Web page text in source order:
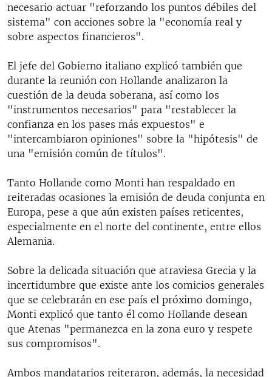
necesario actuar "reforzando los puntos débiles del
sistema" con acciones sobre la "economía real y
sobre aspectos financieros".
El jefe del Gobierno italiano explicó también que
durante la reunión con Hollande analizaron la
cuestión de la deuda soberana, así como los
"instrumentos necesarios" para "restablecer la
confianza en los pases más expuestos" e
"intercambiaron opiniones" sobre la "hipótesis" de
una "emisión común de títulos".
Tanto Hollande como Monti han respaldado en
reiteradas ocasiones la emisión de deuda conjunta en
Europa, pese a que aún existen países reticentes,
especialmente en el norte del continente, entre ellos
Alemania.
Sobre la delicada situación que atraviesa Grecia y la
incertidumbre que existe ante los comicios generales
que se celebrarán en ese país el próximo domingo,
Monti explicó que tanto él como Hollande desean
que Atenas "permanezca en la zona euro y respete
sus compromisos".
Ambos mandatarios reiteraron, además, la necesidad